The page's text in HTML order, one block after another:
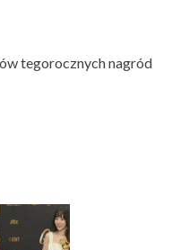
tegorocznych nagród